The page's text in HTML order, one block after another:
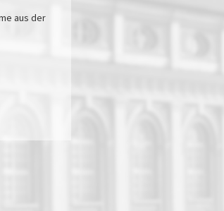
aus der